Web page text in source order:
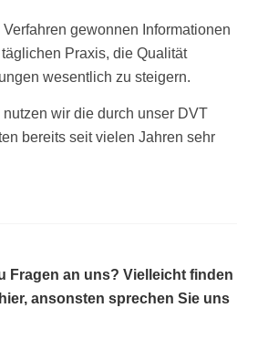
gewonnen Informationen
Praxis, die Qualität
wesentlich zu steigern.
nutzen wir die durch unser DVT
bereits seit vielen Jahren sehr
Fragen an uns? Vielleicht finden
ansonsten sprechen Sie uns